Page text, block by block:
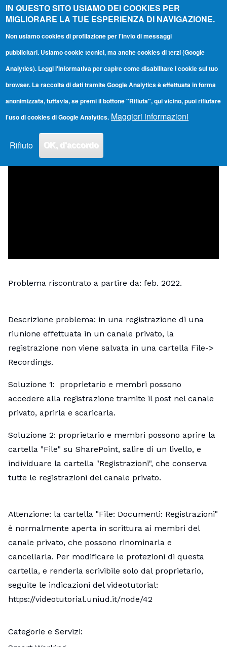
IN QUESTO SITO USIAMO DEI COOKIES PER
MIGLIORARE LA TUE ESPERIENZA DI NAVIGAZIONE.
Non usiamo cookies di profilazione per l'invio di messaggi
pubblicitari. Usiamo cookie tecnici, ma anche cookies di terzi (Google
Analytics). Leggi l'informativa per capire come disabilitare i cookie sul tuo
browser. La raccolta di dati tramite Google Analytics è effettuata in forma
anonimizzata, tuttavia, se premi il bottone "Rifiuta", qui vicino, puoi rifiutare
l'uso di cookies di Google Analytics. Maggiori informazioni
Rifiuto OK, d'accordo
I Videotutorial
di UniUd
Main navigation
Toggle main menu
Teams - Risoluzione problemi - Ritrovare
registrazione in un canale privato
| 16/04/2022 22:35
Problema riscontrato a partire da: feb. 2022.
Descrizione problema: in una registrazione di una
riunione effettuata in un canale privato, la
registrazione non viene salvata in una cartella File->
Recordings.
Soluzione 1: proprietario e membri possono
accedere alla registrazione tramite il post nel canale
privato, aprirla e scaricarla.
Soluzione 2: proprietario e membri possono aprire la
cartella "File" su SharePoint, salire di un livello, e
individuare la cartella "Registrazioni", che conserva
tutte le registrazioni del canale privato.
Attenzione: la cartella "File: Documenti: Registrazioni"
è normalmente aperta in scrittura ai membri del
canale privato, che possono rinominarla e
cancellarla. Per modificare le protezioni di questa
cartella, e renderla scrivibile solo dal proprietario,
seguite le indicazioni del videotutorial:
https://videotutorial.uniud.it/node/42
Categorie e Servizi